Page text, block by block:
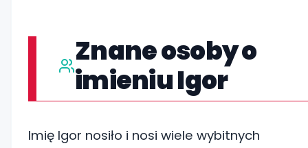
Znane osoby o
imieniu Igor
Imię Igor nosiło i nosi wiele wybitnych